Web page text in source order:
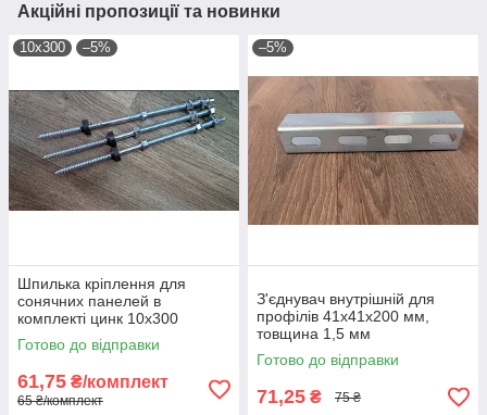
Акційні пропозиції та новинки
10х300 –5%
Шпилька кріплення для
сонячних панелей в
комплекті цинк 10х300
Готово до відправки
61,75 ₴/комплект
65 ₴/комплект
–5%
З'єднувач внутрішній для
профілів 41х41х200 мм,
товщина 1,5 мм
Готово до відправки
71,25 ₴ 75 ₴